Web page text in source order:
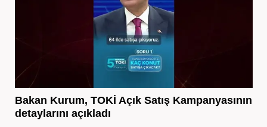
Bakan Kurum, TOKİ Açık Satış Kampanyasının
detaylarını açıkladı